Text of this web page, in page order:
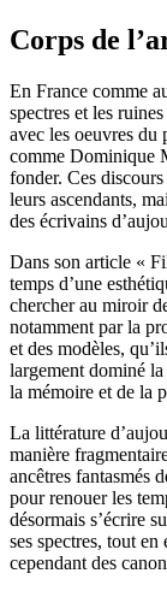
Corps de
En France comme
spectres et les
avec les oeuvres du
comme Dominique
fonder. Ces
leurs ascendants,
des écrivains
Dans son article «
temps d’une
chercher au miroir
notamment par la
et des modèles,
largement dominé la
la mémoire et de la
La littérature
manière
ancêtres fantasmés
pour renouer les
désormais s’écrire
ses spectres, tout
cependant des